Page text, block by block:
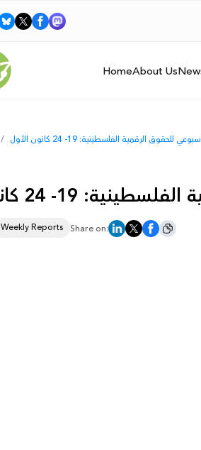
HomeAbout Us
للحقوق الرقمية الفلسطينية: 19- 24 كانون الأول
19- 24 كانون الأول
Weekly Reports Share on: